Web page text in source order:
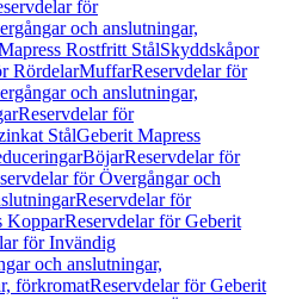
för
och anslutningar,
Rostfritt StålSkyddskåpor
RördelarMuffarReservdelar för
och anslutningar,
Reservdelar för
StålGeberit Mapress
BöjarReservdelar för
för Övergångar och
Reservdelar för
KopparReservdelar för Geberit
för Invändig
och anslutningar,
förkromatReservdelar för Geberit